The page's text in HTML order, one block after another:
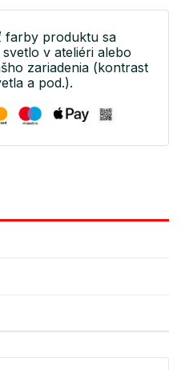
farby produktu sa
v ateliéri alebo
zariadenia (kontrast
a pod.).